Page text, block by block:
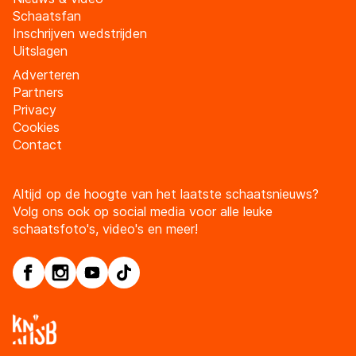
Schaatsfan
Inschrijven wedstrijden
Uitslagen
Adverteren
Partners
Privacy
Cookies
Contact
Altijd op de hoogte van het laatste schaatsnieuws?
Volg ons ook op social media voor alle leuke
schaatsfoto's, video's en meer!